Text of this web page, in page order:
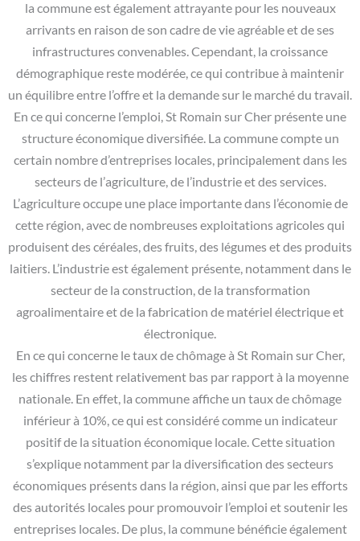
la commune est également attrayante pour les nouveaux
arrivants en raison de son cadre de vie agréable et de ses
infrastructures convenables. Cependant, la croissance
démographique reste modérée, ce qui contribue à maintenir
un équilibre entre l’offre et la demande sur le marché du travail.
En ce qui concerne l’emploi, St Romain sur Cher présente une
structure économique diversifiée. La commune compte un
certain nombre d’entreprises locales, principalement dans les
secteurs de l’agriculture, de l’industrie et des services.
L’agriculture occupe une place importante dans l’économie de
cette région, avec de nombreuses exploitations agricoles qui
produisent des céréales, des fruits, des légumes et des produits
laitiers. L’industrie est également présente, notamment dans le
secteur de la construction, de la transformation
agroalimentaire et de la fabrication de matériel électrique et
électronique.
En ce qui concerne le taux de chômage à St Romain sur Cher,
les chiffres restent relativement bas par rapport à la moyenne
nationale. En effet, la commune affiche un taux de chômage
inférieur à 10%, ce qui est considéré comme un indicateur
positif de la situation économique locale. Cette situation
s’explique notamment par la diversification des secteurs
économiques présents dans la région, ainsi que par les efforts
des autorités locales pour promouvoir l’emploi et soutenir les
entreprises locales. De plus, la commune bénéficie également